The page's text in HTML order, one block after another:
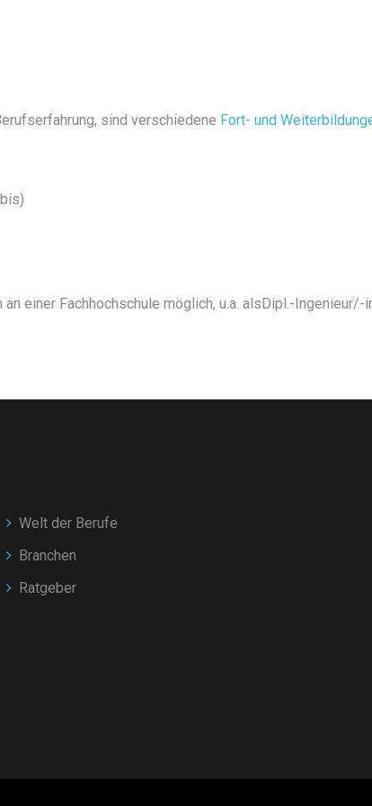
sind verschiedene Fort- und
einer Fachhochschule möglich, u.a. alsDipl.-Ingenieur/-
Welt der Berufe
Branchen
Ratgeber